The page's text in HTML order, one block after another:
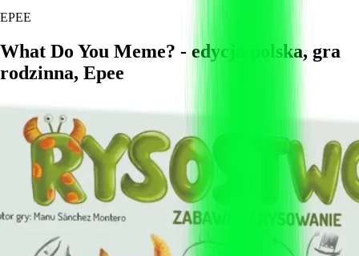
EPEE
What Do You Meme? - edycja polska, gra
rodzinna, Epee